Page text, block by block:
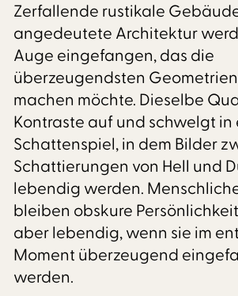
Zerfallende rustikale
angedeutete Architektur
Auge eingefangen, das die
überzeugendsten
machen möchte. Dieselbe
Kontraste auf und schwelgt in
Schattenspiel, in dem Bilder
Schattierungen von Hell und
lebendig werden.
bleiben obskure
aber lebendig, wenn sie im
Moment überzeugend
werden.